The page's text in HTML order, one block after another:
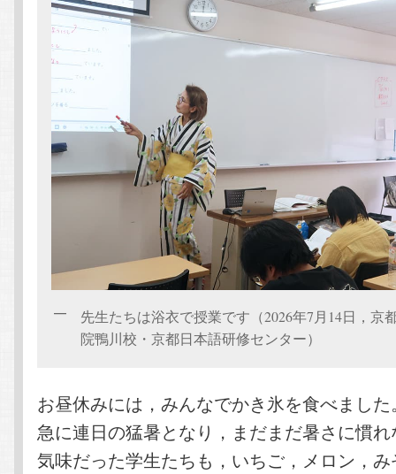
先生たちは浴衣で授業です（2026年7月14日，京
院鴨川校・京都日本語研修センター）
お昼休みには，みんなでかき氷を食べまし
急に連日の猛暑となり，まだまだ暑さに慣
気味だった学生たちも，いちご，メロン，